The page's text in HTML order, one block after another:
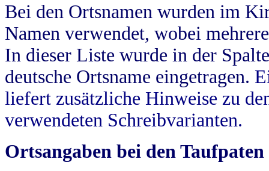
Bei den Ortsnamen wurden im
Namen verwendet, wobei
In dieser Liste wurde in der
deutsche Ortsname eingetragen.
liefert zusätzliche Hinweise zu
verwendeten Schreibvarianten.
Ortsangaben bei den Taufpaten